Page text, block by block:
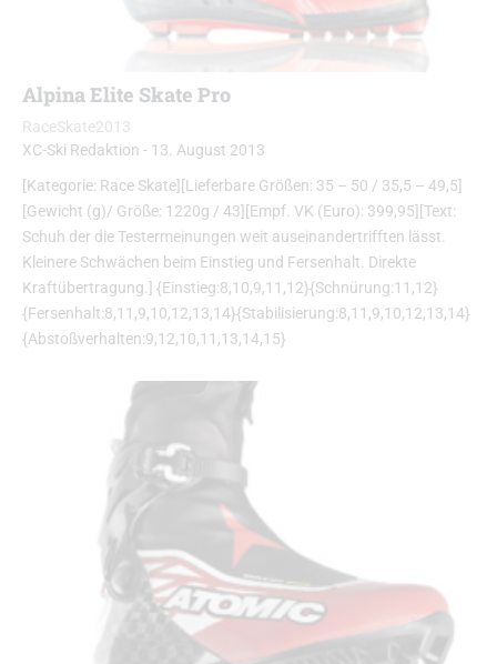
Alpina Elite Skate Pro
RaceSkate2013
XC-Ski Redaktion - 13. August 2013
[Kategorie: Race Skate][Lieferbare Größen: 35 – 50 / 35,5 – 49,5]
[Gewicht (g)/ Größe: 1220g / 43][Empf. VK (Euro): 399,95][Text:
Schuh der die Testermeinungen weit auseinandertrifften lässt.
Kleinere Schwächen beim Einstieg und Fersenhalt. Direkte
Kraftübertragung.] {Einstieg:8,10,9,11,12}{Schnürung:11,12}
{Fersenhalt:8,11,9,10,12,13,14}{Stabilisierung:8,11,9,10,12,13,14}
{Abstoßverhalten:9,12,10,11,13,14,15}